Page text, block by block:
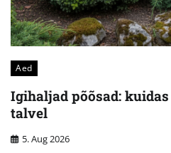
Aed
Igihaljad põõsad:
talvel
5. Aug 2026